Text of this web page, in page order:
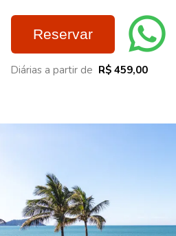
Reservar
Diárias a partir de R$ 459,00